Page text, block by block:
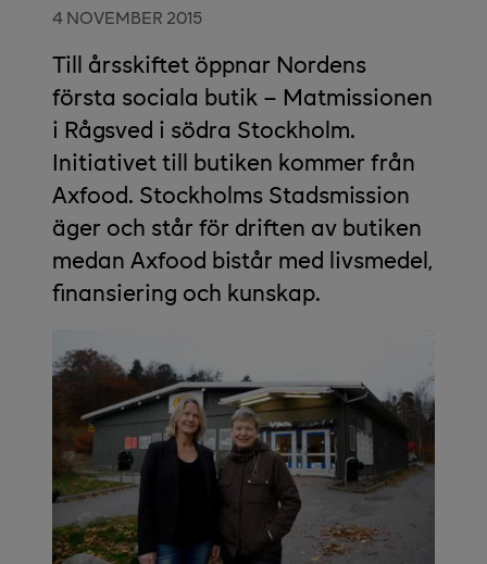
4 NOVEMBER 2015
Till årsskiftet öppnar Nordens
första sociala butik – Matmissionen
i Rågsved i södra Stockholm.
Initiativet till butiken kommer från
Axfood. Stockholms Stadsmission
äger och står för driften av butiken
medan Axfood bistår med livsmedel,
finansiering och kunskap.